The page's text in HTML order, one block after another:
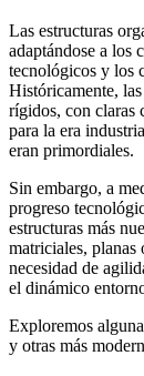
Las estructuras
adaptándose a los
tecnológicos y los
Históricamente,
rígidos, con claras
para la era
eran primordiales.
Sin embargo, a
progreso
estructuras más
matriciales, planas
necesidad de
el dinámico
Exploremos
y otras más